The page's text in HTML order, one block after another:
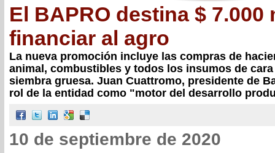
El BAPRO destina $ 7.000
financiar al agro
La nueva promoción incluye las compras de
animal, combustibles y todos los insumos de
siembra gruesa. Juan Cuattromo, presidente de
rol de la entidad como "motor del desarrollo
10 de septiembre de 2020